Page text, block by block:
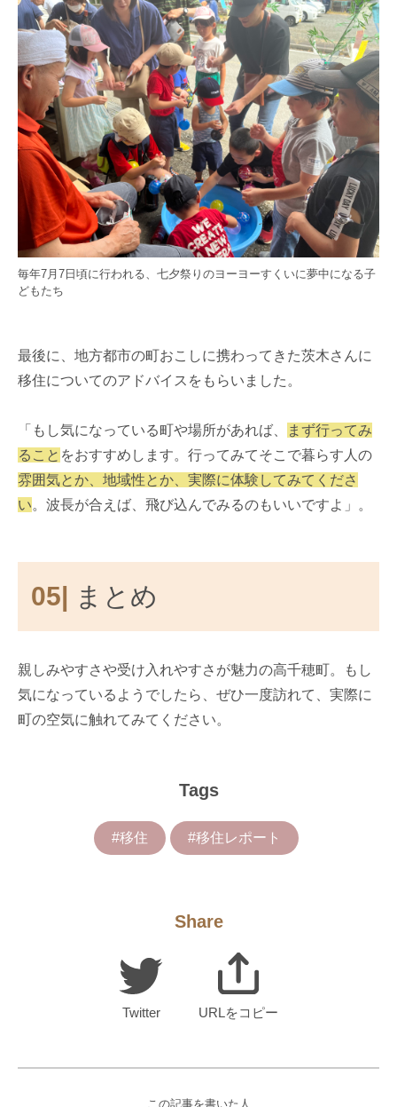
毎年7月7日頃に行われる、七夕祭りのヨーヨーすくいに夢中になる子
どもたち
最後に、地方都市の町おこしに携わってきた茨木さんに
移住についてのアドバイスをもらいました。
「もし気になっている町や場所があれば、
まず行ってみ
ること をおすすめします。行ってみてそこで暮らす人の
雰囲気とか、地域性とか、実際に体験してみてくださ
い。波長が合えば、飛び込んでみるのもいいですよ」。
05| まとめ
親しみやすさや受け入れやすさが魅力の高千穂町。もし
気になっているようでしたら、ぜひ一度訪れて、実際に
町の空気に触れてみてください。
Tags
#移住 #移住レポート
Share
Twitter URLをコピー
この記事を書いた人